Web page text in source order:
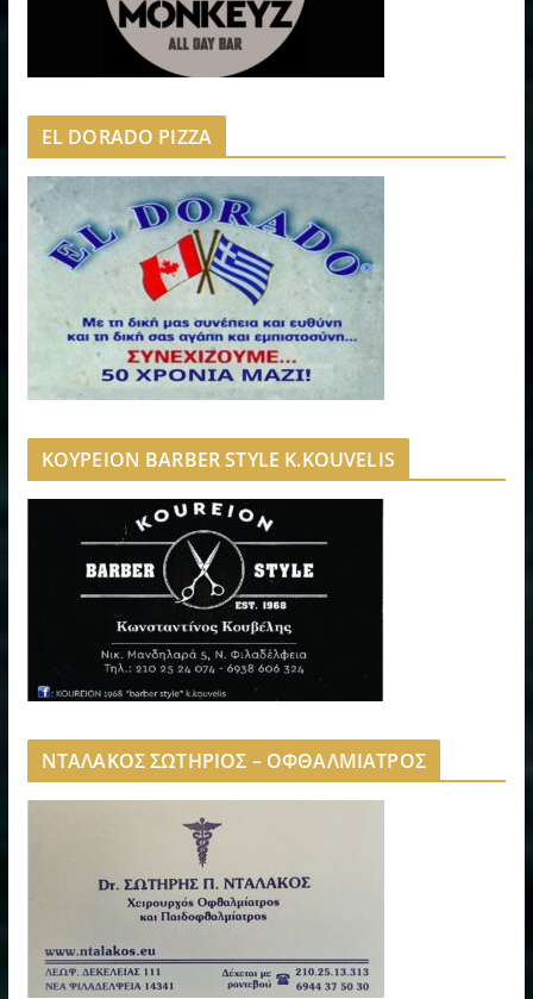
EL DORADO PIZZA
ΚΟΥΡΕΙΟΝ BARBER STYLE K.KOUVELIS
ΝΤΑΛΑΚΟΣ ΣΩΤΗΡΙΟΣ – ΟΦΘΑΛΜΙΑΤΡΟΣ